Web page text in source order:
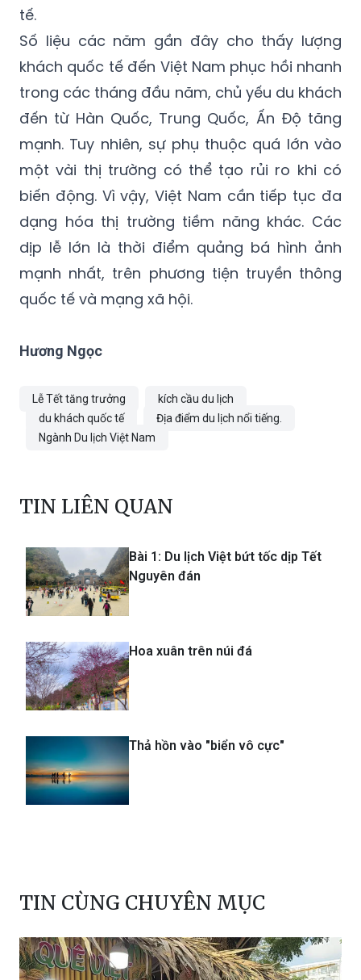
tế.
Số liệu các năm gần đây cho thấy lượng
khách quốc tế đến Việt Nam phục hồi nhanh
trong các tháng đầu năm, chủ yếu du khách
đến từ Hàn Quốc, Trung Quốc, Ấn Độ tăng
mạnh. Tuy nhiên, sự phụ thuộc quá lớn vào
một vài thị trường có thể tạo rủi ro khi có
biến động. Vì vậy, Việt Nam cần tiếp tục đa
dạng hóa thị trường tiềm năng khác. Các
dịp lễ lớn là thời điểm quảng bá hình ảnh
mạnh nhất, trên phương tiện truyền thông
quốc tế và mạng xã hội.
Hương Ngọc
Lễ Tết tăng trưởng
kích cầu du lịch
du khách quốc tế
Địa điểm du lịch nổi tiếng.
Ngành Du lịch Việt Nam
TIN LIÊN QUAN
Bài 1: Du lịch Việt bứt tốc dịp Tết
Nguyên đán
Hoa xuân trên núi đá
Thả hồn vào "biển vô cực"
TIN CÙNG CHUYÊN MỤC